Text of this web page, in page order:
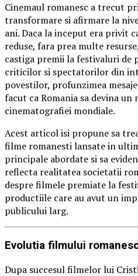
Cinemaul romanesc a trecut
transformare si afirmare la
ani. Daca la inceput era privit
reduse, fara prea multe
castiga premii la festivaluri de
criticilor si spectatorilor din
povestilor, profunzimea
facut ca Romania sa devina
cinematografiei mondiale.
Acest articol isi propune sa
filme romanesti lansate in
principale abordate si sa
reflecta realitatea societatii
despre filmele premiate la
productiile care au avut un
publicului larg.
Evolutia filmului
Dupa succesul filmelor lui